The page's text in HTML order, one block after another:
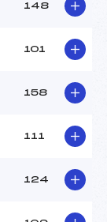
148
101
158
111
124